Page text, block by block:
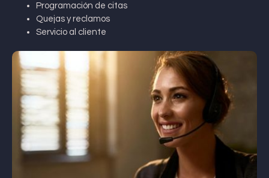
Programación de citas
Quejas y reclamos
Servicio al cliente